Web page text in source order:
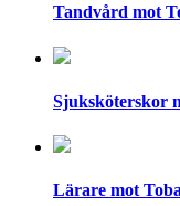
Tandvård mot
Sjuksköterskor
Lärare mot